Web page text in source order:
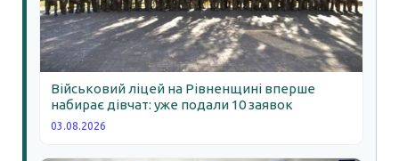
Військовий ліцей на Рівненщині вперше
набирає дівчат: уже подали 10 заявок
03.08.2026